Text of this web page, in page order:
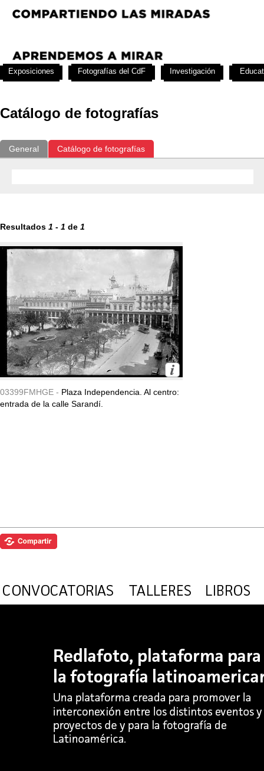
Catálogo de fotografías
General Catálogo de fotografías
Resultados 1 - 1 de 1
03399FMHGE - Plaza Independencia. Al centro:
entrada de la calle Sarandí.
Exposiciones Fotografías del CdF Investigación